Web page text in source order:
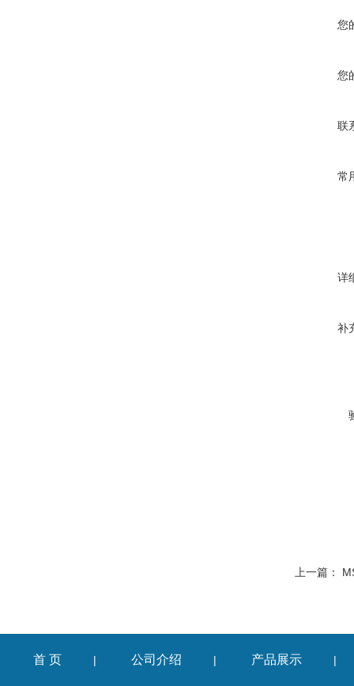
您
您
联
常
详
补
上一篇：
首 页 | 公司介绍 | 产品展示 |